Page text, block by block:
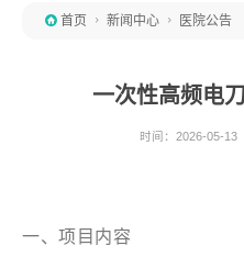
 首页  新闻中心  医院公告
一次性高频电
时间：2026-05-13
一、项目内容